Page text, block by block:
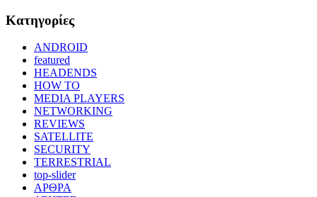
Kατηγορίες
ANDROID
featured
HEADENDS
HOW TO
MEDIA PLAYERS
NETWORKING
REVIEWS
SATELLITE
SECURITY
TERRESTRIAL
top-slider
ΑΡΘΡΑ